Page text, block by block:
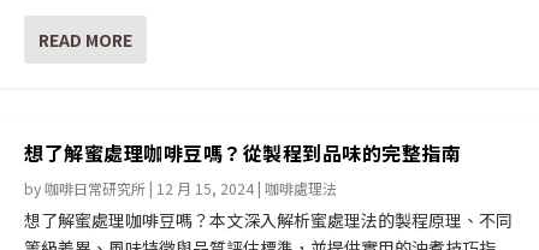
READ MORE
想了解蜜處理咖啡豆嗎？從製程到品味的完整指南
by咖啡日常研究所 | 12 月 15, 2024 | 咖啡處理法
想了解蜜處理咖啡豆嗎？本文深入解析蜜處理法的製程原理、不同